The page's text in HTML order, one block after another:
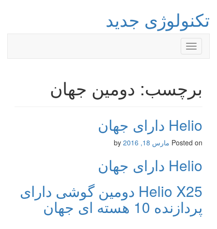
تکنولوژی جدید
Toggle
navigation
برچسب: دومین جهان
Helio دارای جهان
Posted on مارس 18, 2016
Helio دارای جهان
Helio X25 دومین گوشی دارای
پردازنده 10 هسته ای جهان